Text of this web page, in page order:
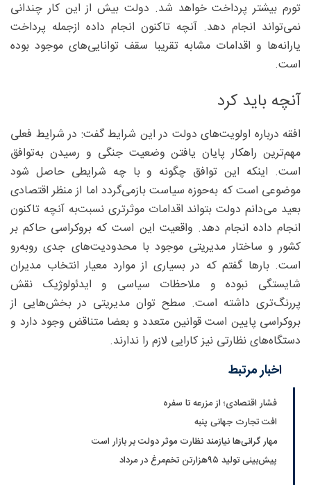
تورم بیشتر پرداخت خواهد شد. دولت بیش از این کار چندانی
نمی‌تواند انجام دهد. آنچه تاکنون انجام داده ازجمله پرداخت
یارانه‌ها و اقدامات مشابه تقریبا سقف توانایی‌های موجود بوده
است.
آنچه باید کرد
افقه درباره اولویت‌های دولت در این شرایط گفت: در شرایط فعلی
مهم‌ترین راهکار پایان یافتن وضعیت جنگی و رسیدن به‌توافق
است. اینکه این توافق چگونه و با چه شرایطی حاصل شود
موضوعی است که به‌حوزه سیاست بازمی‌گردد اما از منظر اقتصادی
بعید می‌دانم دولت بتواند اقدامات موثرتری نسبت‌به ‌آنچه تاکنون
انجام داده انجام دهد. واقعیت این است که بروکراسی حاکم بر
کشور و ساختار مدیریتی موجود با محدودیت‌های جدی روبه‌رو
است. بارها گفتم که در بسیاری از موارد معیار انتخاب مدیران
شایستگی نبوده و ملاحظات سیاسی و ایدئولوژیک نقش
پررنگ‌تری داشته است. سطح توان مدیریتی در بخش‌هایی از
بروکراسی پایین است قوانین متعدد و بعضا متناقض وجود دارد و
دستگاه‌های نظارتی نیز کارایی لازم را ندارند.
اخبار مرتبط
فشار اقتصادی؛ از مزرعه تا سفره
افت تجارت جهانی پنبه
مهار گرانی‌ها نیازمند نظارت موثر دولت بر بازار است
پیش‌بینی تولید ۹۵‌هزارتن تخم‌مرغ در مرداد